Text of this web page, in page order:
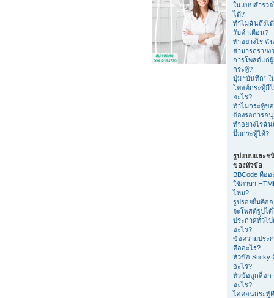
ในแบบสำรวจ
ได้?
ทำไมฉันถึงได้
รับคำเตือน?
ทำอย่างไร ฉั
สามารถรายง
การโพสต์แก่
กระทู้?
ปุ่ม “บันทึก” ใ
โพสต์กระทู้มี
อะไร?
ทำไมกระทู้ข
ต้องรอการอ
ทำอย่างไรฉัน
ปั้มกระทู้ได้?
รูปแบบและช
ของหัวข้อ
BBCode คืออ
ใช้ภาษา
ไหม?
รูปรอยยิ้มคืออ
จะโพสต์รูปไ
ประกาศทั่วไ
อะไร?
ข้อความประ
คืออะไร?
หัวข้อ Sticky
อะไร?
หัวข้อถูกล็อก
อะไร?
ไอคอนกระทู้